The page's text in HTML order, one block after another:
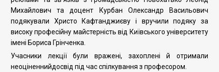
Михайлович та доцент Курбан Олександр Васильович
подякували Христо Кафтанджиєву і вручили подяку за
високу професійну майстерність від Київського університету
імені Бориса Грінченка.
Учасники лекції були вражені, захоплені й отримали
неоціненнийдосвід під час спілкування з професором.